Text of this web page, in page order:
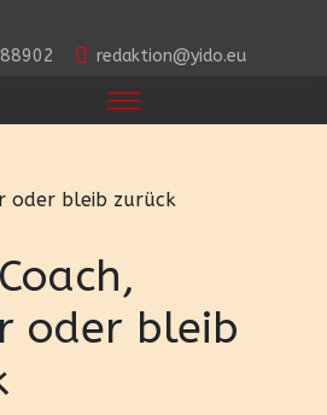
redaktion@yido.eu
oder bleib